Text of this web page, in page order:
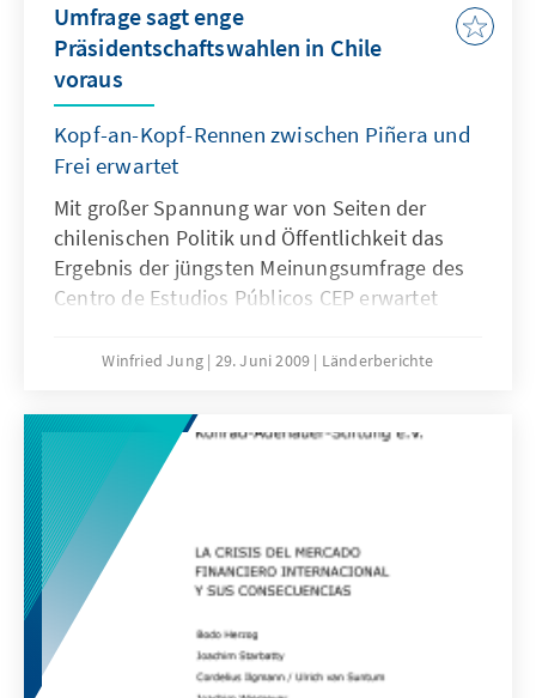
Umfrage sagt enge
Präsidentschaftswahlen in Chile
voraus
Kopf-an-Kopf-Rennen zwischen Piñera und
Frei erwartet
Mit großer Spannung war von Seiten der
chilenischen Politik und Öffentlichkeit das
Ergebnis der jüngsten Meinungsumfrage des
Centro de Estudios Públicos CEP erwartet
Dezember anstehenden
Erkenntnisse zutage. Danach büßt der
Kandidat des Mitte-Rechts-Bündnisses, der
„Koalition für den Wechsel (coalición por el
cambio)“, Sebastián Piñera, 7 Prozentpunkte
ein und liegt mit 34 Prozent nur noch 4
Prozentpunkte vor Eduardo Frei Ruiz-Tagle,
dem Kandidaten des Mitte-Links-Bündnisses
der Concertación.
Winfried Jung 29. Juni 2009 Länderberichte